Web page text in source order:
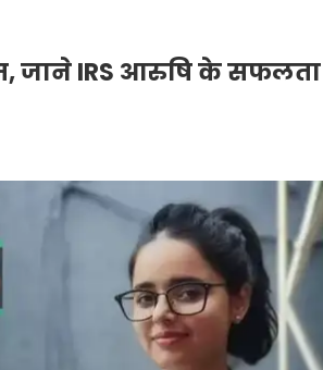
जाने IRS आरुषि के